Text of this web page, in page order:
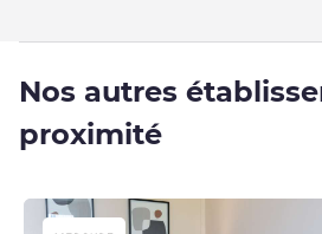
Nos autres
proximité